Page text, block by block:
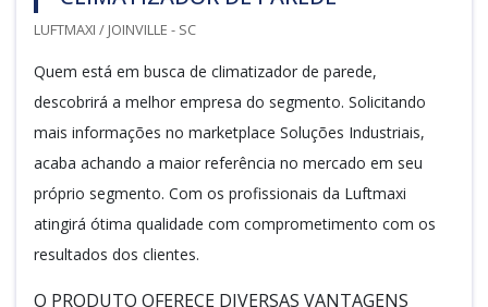
LUFTMAXI / JOINVILLE - SC
Quem está em busca de climatizador de parede,
descobrirá a melhor empresa do segmento. Solicitando
mais informações no marketplace Soluções Industriais,
acaba achando a maior referência no mercado em seu
próprio segmento. Com os profissionais da Luftmaxi
atingirá ótima qualidade com comprometimento com os
resultados dos clientes.
O PRODUTO OFERECE DIVERSAS VANTAGENS